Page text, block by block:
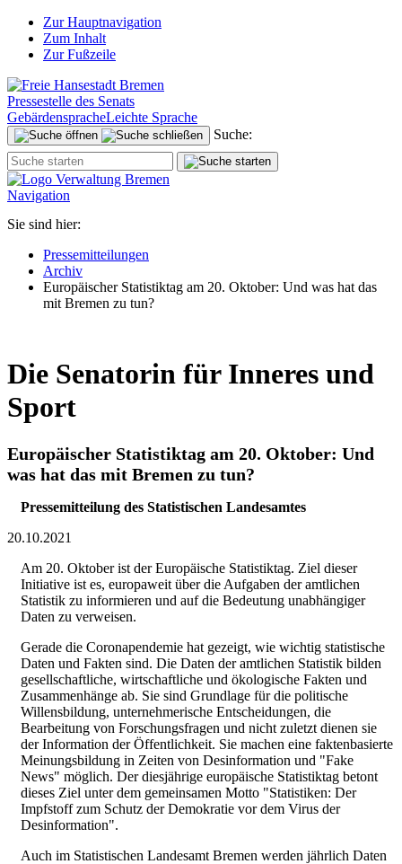
Zur Hauptnavigation
Zum Inhalt
Zur Fußzeile
Pressestelle des Senats
GebärdenspracheLeichte Sprache
Suche:
Navigation
Sie sind hier:
Pressemitteilungen
Archiv
Europäischer Statistiktag am 20. Oktober: Und was hat das
mit Bremen zu tun?
Die Senatorin für Inneres und
Sport
Europäischer Statistiktag am 20. Oktober: Und
was hat das mit Bremen zu tun?
Pressemitteilung des Statistischen Landesamtes
20.10.2021
Am 20. Oktober ist der Europäische Statistiktag. Ziel dieser
Initiative ist es, europaweit über die Aufgaben der amtlichen
Statistik zu informieren und auf die Bedeutung unabhängiger
Daten zu verweisen.
Gerade die Coronapendemie hat gezeigt, wie wichtig statistische
Daten und Fakten sind. Die Daten der amtlichen Statistik bilden
gesellschaftliche, wirtschaftliche und ökologische Fakten und
Zusammenhänge ab. Sie sind Grundlage für die politische
Willensbildung, unternehmerische Entscheidungen, die
Bearbeitung von Forschungsfragen und nicht zuletzt dienen sie
der Information der Öffentlichkeit. Sie machen eine faktenbasierte
Meinungsbildung in Zeiten von Desinformation und "Fake
News" möglich. Der diesjährige europäische Statistiktag betont
dieses Ziel unter dem gemeinsamen Motto "Statistiken: Der
Impfstoff zum Schutz der Demokratie vor dem Virus der
Desinformation".
Auch im Statistischen Landesamt Bremen werden jährlich Daten